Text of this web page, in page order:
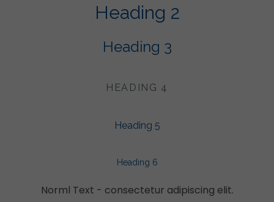
Heading 2
Heading 3
HEADING 4
Heading 5
Heading 6
Norml Text - consectetur adipiscing elit.